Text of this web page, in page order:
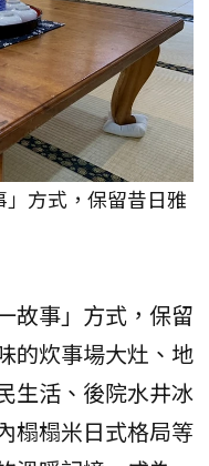
方式，保留昔日雅
故事」方式，保留
的炊事場大灶、地
生活、後院水井冰
榻榻米日式格局等